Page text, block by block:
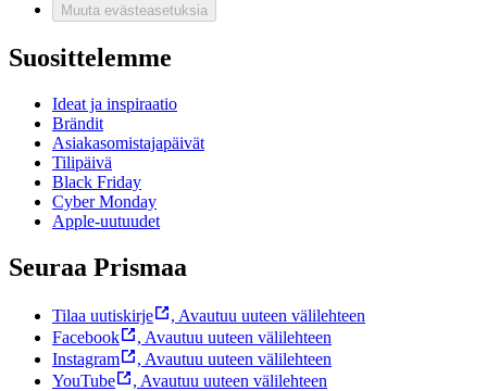
Muuta evästeasetuksia
Suosittelemme
Ideat ja inspiraatio
Brändit
Asiakasomistajapäivät
Tilipäivä
Black Friday
Cyber Monday
Apple-uutuudet
Seuraa Prismaa
Tilaa uutiskirje , Avautuu uuteen välilehteen
Facebook
, Avautuu uuteen välilehteen
Instagram
, Avautuu uuteen välilehteen
YouTube
, Avautuu uuteen välilehteen